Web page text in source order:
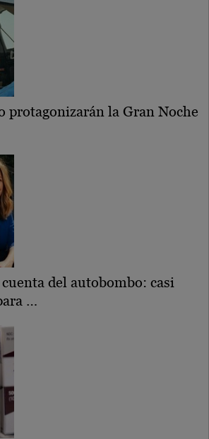
protagonizarán la Gran Noche
del autobombo: casi
…